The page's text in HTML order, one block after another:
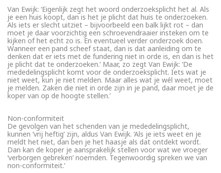
Van Ewijk: ‘Eigenlijk zegt het woord onderzoeksplicht het al. Als
je een huis koopt, dan is het je plicht dat huis te onderzoeken.
Als iets er slecht uitziet – bijvoorbeeld een balk lijkt rot – dan
moet je daar voorzichtig een schroevendraaier insteken om te
kijken of het echt zo is. En eventueel verder onderzoek doen.
Wanneer een pand scheef staat, dan is dat aanleiding om te
denken dat er iets met de fundering niet in orde is, en dan is het
je plicht dat te onderzoeken.’ Maar, zo zegt Van Ewijk: ‘De
mededelingsplicht komt voor de onderzoeksplicht. Iets wat je
niet weet, kun je niet melden. Maar alles wat je wél weet, moet
je melden. Zaken die niet in orde zijn in je pand, daar moet je de
koper van op de hoogte stellen.’
Non-conformiteit
De gevolgen van het schenden van je mededelingsplicht,
kunnen ‘vrij heftig’ zijn, aldus Van Ewijk. ‘Als je iets weet en je
meldt het niet, dan ben je het haasje als dat ontdekt wordt.
Dan kan de koper je aansprakelijk stellen voor wat we vroeger
‘verborgen gebreken’ noemden. Tegenwoordig spreken we van
non-conformiteit.’